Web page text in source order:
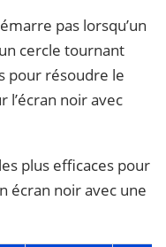
pas lorsqu’un
cercle tournant
pour résoudre le
l’écran noir avec
plus efficaces pour
écran noir avec une